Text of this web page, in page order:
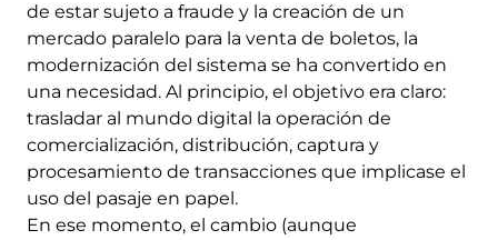
de estar sujeto a fraude y la creación de un
mercado paralelo para la venta de boletos, la
modernización del sistema se ha convertido en
una necesidad. Al principio, el objetivo era claro:
trasladar al mundo digital la operación de
comercialización, distribución, captura y
procesamiento de transacciones que implicase el
uso del pasaje en papel.
En ese momento, el cambio (aunque